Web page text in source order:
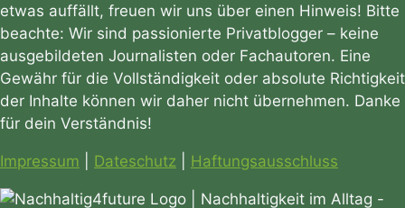
etwas auffällt, freuen wir uns über einen Hinweis! Bitte
beachte: Wir sind passionierte Privatblogger – keine
ausgebildeten Journalisten oder Fachautoren. Eine
Gewähr für die Vollständigkeit oder absolute Richtigkeit
der Inhalte können wir daher nicht übernehmen. Danke
für dein Verständnis!
Impressum Dateschutz Haftungsausschluss